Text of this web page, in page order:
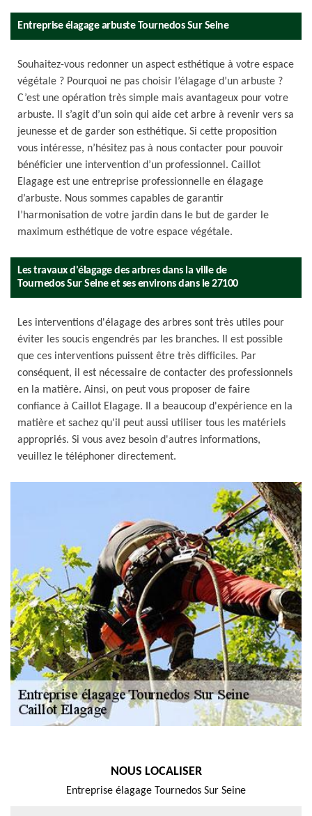
Entreprise élagage arbuste Tournedos Sur Seine
Souhaitez-vous redonner un aspect esthétique à votre espace
végétale ? Pourquoi ne pas choisir l’élagage d’un arbuste ?
C’est une opération très simple mais avantageux pour votre
arbuste. Il s’agit d’un soin qui aide cet arbre à revenir vers sa
jeunesse et de garder son esthétique. Si cette proposition
vous intéresse, n’hésitez pas à nous contacter pour pouvoir
bénéficier une intervention d’un professionnel. Caillot
Elagage est une entreprise professionnelle en élagage
d’arbuste. Nous sommes capables de garantir
l’harmonisation de votre jardin dans le but de garder le
maximum esthétique de votre espace végétale.
Les travaux d'élagage des arbres dans la ville de
Tournedos Sur Seine et ses environs dans le 27100
Les interventions d'élagage des arbres sont très utiles pour
éviter les soucis engendrés par les branches. Il est possible
que ces interventions puissent être très difficiles. Par
conséquent, il est nécessaire de contacter des professionnels
en la matière. Ainsi, on peut vous proposer de faire
confiance à Caillot Elagage. Il a beaucoup d'expérience en la
matière et sachez qu'il peut aussi utiliser tous les matériels
appropriés. Si vous avez besoin d'autres informations,
veuillez le téléphoner directement.
NOUS LOCALISER
Entreprise élagage Tournedos Sur Seine